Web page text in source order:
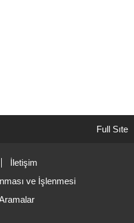
Full Sıte
İletişim
ve İşlenmesi